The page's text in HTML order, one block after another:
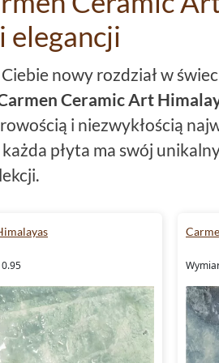
elegancji
nowy rozdział w
Ceramic Art
i niezwykłością
każda płyta ma swój
formą i przestrzenią. Taki
jak i tych nieco